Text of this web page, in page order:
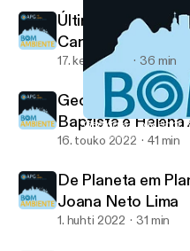
Geologia é o Melhor
Bom Ambiente
Último episódio:
Carvalho e Ana
17. kesä 2022 36 min
Geologia é o
Baptista e Helena
16. touko 2022 41 min
De Planeta em
Joana Neto Lima
1. huhti 2022 31 min